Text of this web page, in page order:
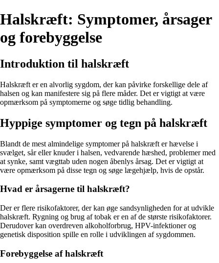
Halskræft: Symptomer, årsager
og forebyggelse
Introduktion til halskræft
Halskræft er en alvorlig sygdom, der kan påvirke forskellige dele af
halsen og kan manifestere sig på flere måder. Det er vigtigt at være
opmærksom på symptomerne og søge tidlig behandling.
Hyppige symptomer og tegn på halskræft
Blandt de mest almindelige symptomer på halskræft er hævelse i
svælget, sår eller knuder i halsen, vedvarende hæshed, problemer med
at synke, samt vægttab uden nogen åbenlys årsag. Det er vigtigt at
være opmærksom på disse tegn og søge lægehjælp, hvis de opstår.
Hvad er årsagerne til halskræft?
Der er flere risikofaktorer, der kan øge sandsynligheden for at udvikle
halskræft. Rygning og brug af tobak er en af de største risikofaktorer.
Derudover kan overdreven alkoholforbrug, HPV-infektioner og
genetisk disposition spille en rolle i udviklingen af sygdommen.
Forebyggelse af halskræft